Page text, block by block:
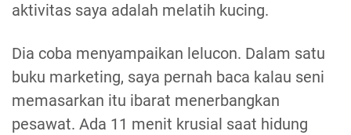
aktivitas saya adalah melatih kucing.
Dia coba menyampaikan lelucon. Dalam satu
buku marketing, saya pernah baca kalau seni
memasarkan itu ibarat menerbangkan
pesawat. Ada 11 menit krusial saat hidung